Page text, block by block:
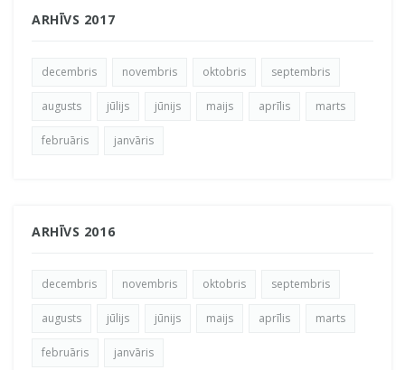
ARHĪVS 2017
decembris novembris oktobris septembris
augusts jūlijs jūnijs maijs aprīlis marts
februāris janvāris
ARHĪVS 2016
decembris novembris oktobris septembris
augusts jūlijs jūnijs maijs aprīlis marts
februāris janvāris